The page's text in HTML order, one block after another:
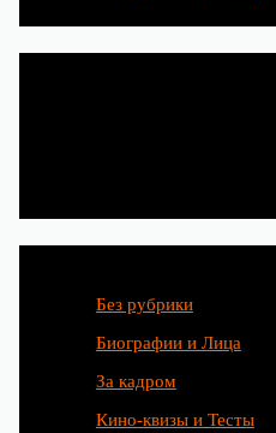
Без рубрики
Биографии и Лица
За кадром
Кино-квизы и Тесты